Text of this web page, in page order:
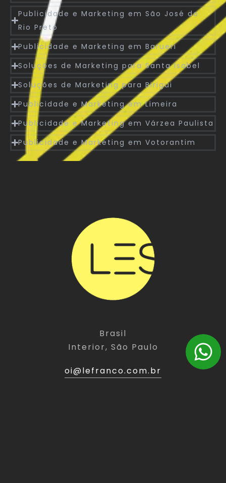
Publicidade e Marketing em São José do
Rio Preto
Publicidade e Marketing em Barueri
Soluções de Marketing para Santa Isabel
Soluções de Marketing para Birigui
Publicidade e Marketing em Limeira
Publicidade e Marketing em Várzea Paulista
Publicidade e Marketing em Votorantim
Brasil
Interior, São Paulo
oi@lefranco.com.br